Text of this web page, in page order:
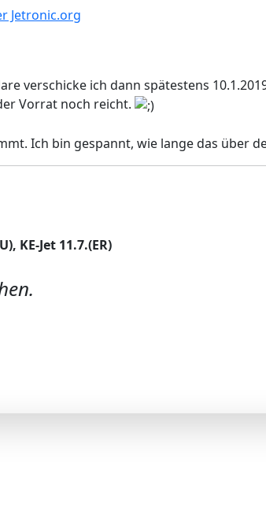
verschicke ich dann spätestens
Vorrat noch reicht.
Ich bin gespannt, wie lange das über
KE-Jet 11.7.(ER)